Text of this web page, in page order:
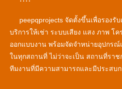
peepqprojects จัดตั้งขึ้นเพื่อรอง
บริการให้เช่า ระบบเสียง แสง ภาพ โ
ออกแบบงาน พร้อมจัดจำหน่ายอุปกรณ์
ในทุกสถานที่ ไม่ว่าจะเป็น สถานที่ราช
ทีมงานที่มีความสามารถและมีประสบ